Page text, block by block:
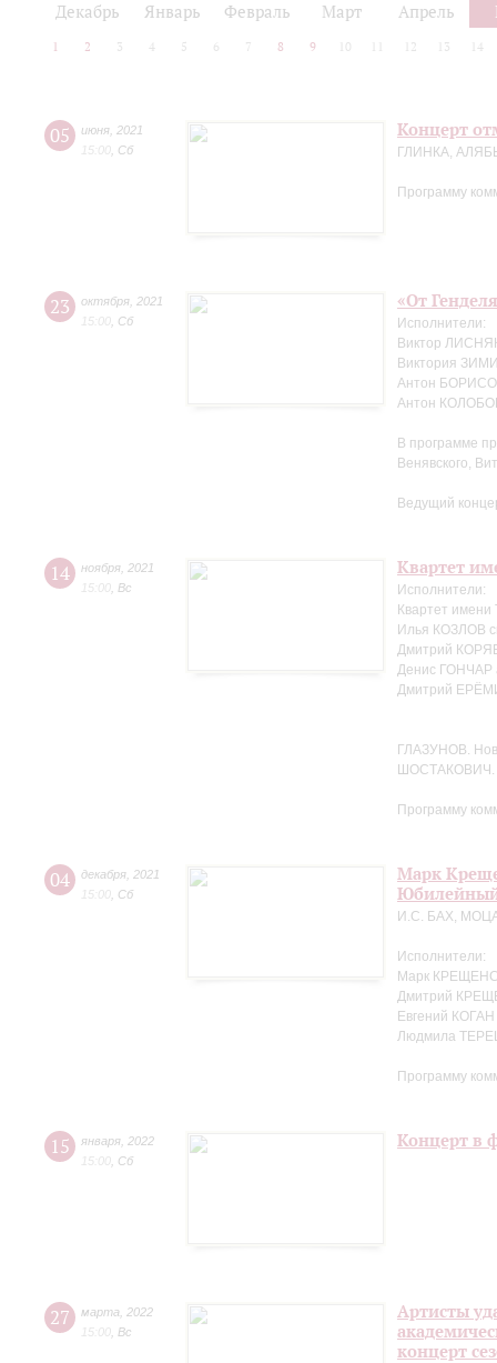
Декабрь Январь Февраль Март Апрель
1 2 3 4 5 6 7 8 9 10 12 13 14
05 июня 2021
15:00 Сб
Концерт
ГЛИНКА,
Программу
23 октября 2021
15:00 Сб
«От
Исполнители:
Виктор
Виктория
Антон
Антон
В программе
Венявского,
Ведущий
14 ноября 2021
15:00 Вс
Квартет
Исполнители:
Квартет
Илья КОЗЛОВ
Дмитрий
Денис ГОНЧАР
Дмитрий
ГЛАЗУНОВ.
ШОСТАКОВИЧ.
Программу
04 декабря 2021
15:00 Сб
Марк
И.С. БАХ,
Исполнители:
Марк
Дмитрий
Евгений
Людмила
Программу
15 января 2022
15:00 Сб
Концерт в
27 марта
2022
15:00 Вс
Артисты
концерт